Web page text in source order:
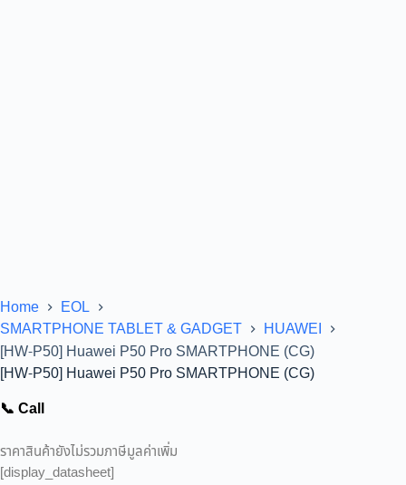
Home
EOL
SMARTPHONE TABLET & GADGET
HUAWEI
[HW-P50] Huawei P50 Pro SMARTPHONE (CG)
[HW-P50] Huawei P50 Pro SMARTPHONE (CG)
📞 Call
ราคาสินค้ายังไม่รวมภาษีมูลค่าเพิ่ม
[display_datasheet]